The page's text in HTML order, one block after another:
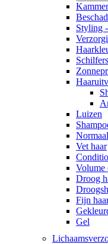
Styling
Schilfers
Luizen
Vet haar
Volume
Droog
Fijn
Gel